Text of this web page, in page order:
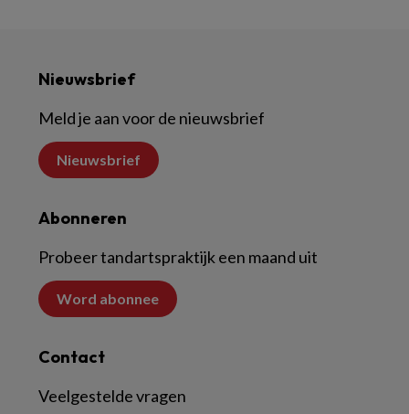
Nieuwsbrief
Meld je aan voor de nieuwsbrief
Nieuwsbrief
Abonneren
Probeer tandartspraktijk een maand uit
Word abonnee
Contact
Veelgestelde vragen